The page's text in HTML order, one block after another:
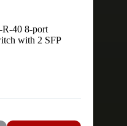
R-40 8-port
with 2 SFP